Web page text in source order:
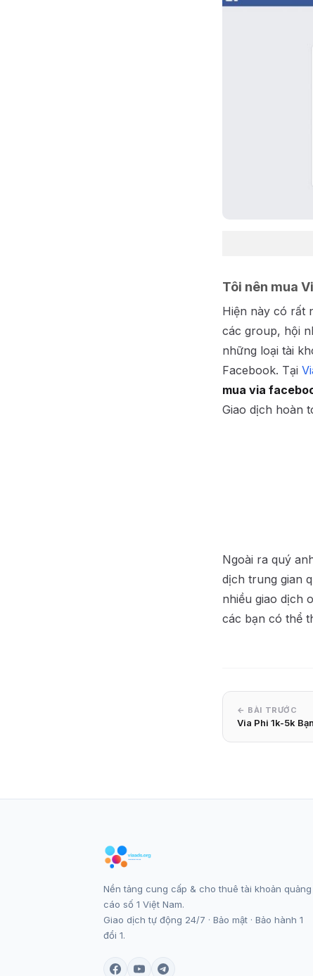
Tôi nên mua
Hiện này có rất
các group, hội
những loại tài
Facebook. Tại
mua via
Giao dịch hoàn
Ngoài ra quý
dịch trung gian
nhiều giao dịch
các bạn có thể
← BÀI TRƯỚC
Via Phi 1k-5k
Nền tảng cung cấp & cho thuê tài khoản quảng
cáo số 1 Việt Nam.
Giao dịch tự động 24/7 · Bảo mật · Bảo hành 1
đổi 1.